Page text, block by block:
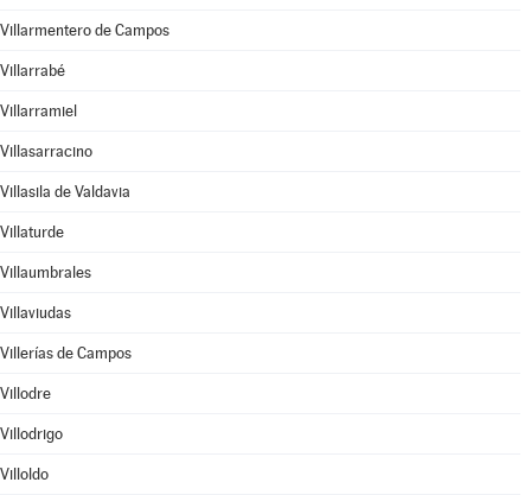
Villarmentero de Campos
Villarrabé
Villarramiel
Villasarracino
Villasila de Valdavia
Villaturde
Villaumbrales
Villaviudas
Villerías de Campos
Villodre
Villodrigo
Villoldo